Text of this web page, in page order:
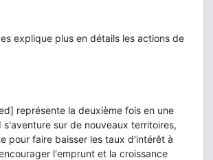
explique plus en détails les actions de
représente la deuxième fois en une
s'aventure sur de nouveaux territoires,
pour faire baisser les taux d'intérêt à
l'emprunt et la croissance